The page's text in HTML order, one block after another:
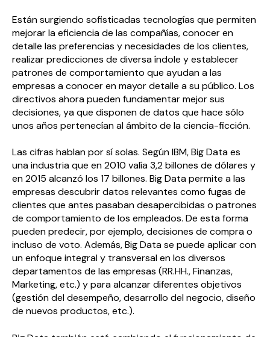
Están surgiendo sofisticadas tecnologías que permiten
mejorar la eficiencia de las compañías, conocer en
detalle las preferencias y necesidades de los clientes,
realizar predicciones de diversa índole y establecer
patrones de comportamiento que ayudan a las
empresas a conocer en mayor detalle a su público. Los
directivos ahora pueden fundamentar mejor sus
decisiones, ya que disponen de datos que hace sólo
unos años pertenecían al ámbito de la ciencia-ficción.
Las cifras hablan por sí solas. Según IBM, Big Data es
una industria que en 2010 valía 3,2 billones de dólares y
en 2015 alcanzó los 17 billones. Big Data permite a las
empresas descubrir datos relevantes como fugas de
clientes que antes pasaban desapercibidas o patrones
de comportamiento de los empleados. De esta forma
pueden predecir, por ejemplo, decisiones de compra o
incluso de voto. Además, Big Data se puede aplicar con
un enfoque integral y transversal en los diversos
departamentos de las empresas (RR.HH., Finanzas,
Marketing, etc.) y para alcanzar diferentes objetivos
(gestión del desempeño, desarrollo del negocio, diseño
de nuevos productos, etc.).